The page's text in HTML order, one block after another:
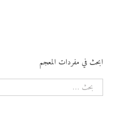
ابحث في مفردات المعجم
البحث